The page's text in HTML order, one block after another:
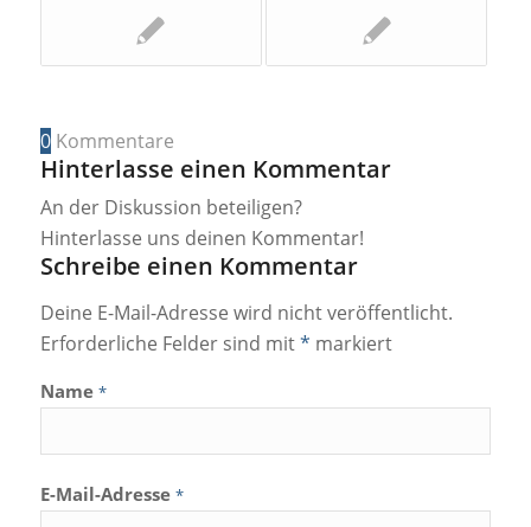
0 Kommentare
Hinterlasse einen Kommentar
An der Diskussion beteiligen?
Hinterlasse uns deinen Kommentar!
Schreibe einen Kommentar
Deine E-Mail-Adresse wird nicht veröffentlicht.
Erforderliche Felder sind mit* markiert
Name *
E-Mail-Adresse *